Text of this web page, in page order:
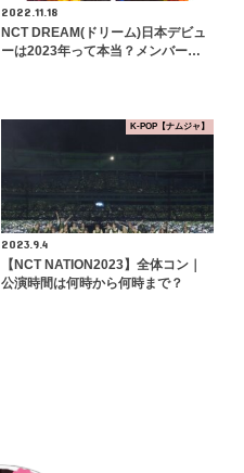
2022.11.18
NCT DREAM(ドリーム)日本デビュ
ーは2023年って本当？メンバー…
K-POP【ナムジャ】
2023.9.4
【NCT NATION2023】全体コン｜
公演時間は何時から何時まで？